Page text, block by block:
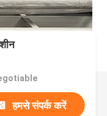
हमसे संपर्क करें